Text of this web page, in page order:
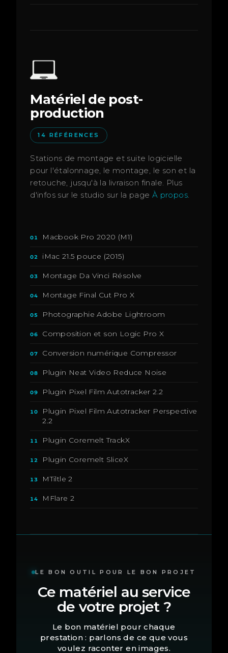
Matériel de post-
production
14 RÉFÉRENCES
Stations de montage et suite logicielle
pour l'étalonnage, le montage, le son et la
retouche, jusqu'à la livraison finale. Plus
d'infos sur le studio sur la page À propos.
01 Macbook Pro 2020 (M1)
02 iMac 21.5 pouce (2015)
03 Montage Da Vinci Résolve
04 Montage Final Cut Pro X
05 Photographie Adobe Lightroom
06 Composition et son Logic Pro X
07 Conversion numérique Compressor
08 Plugin Neat Video Reduce Noise
09 Plugin Pixel Film Autotracker 2.2
10
Plugin Pixel Film Autotracker Perspective
2.2
11 Plugin Coremelt TrackX
12 Plugin Coremelt SliceX
13 MTiltle 2
14 MFlare 2
LE BON OUTIL POUR LE BON PROJET
Ce matériel au service
de votre projet ?
Le bon matériel pour chaque
prestation : parlons de ce que vous
voulez raconter en images.